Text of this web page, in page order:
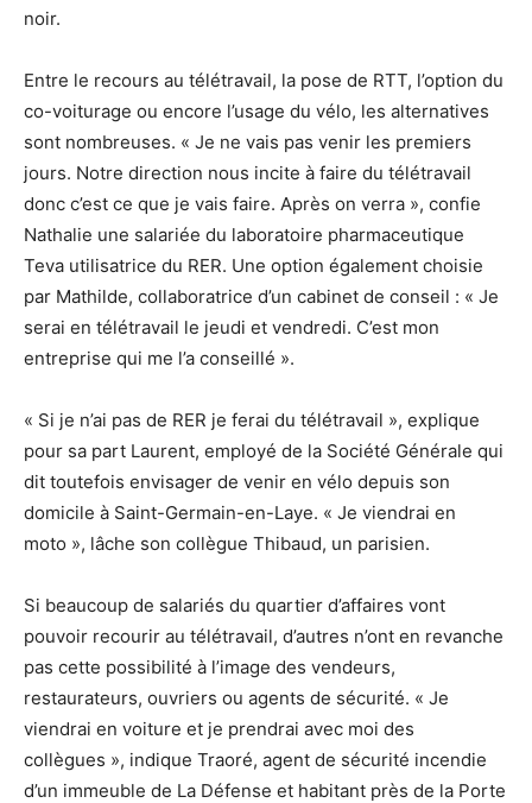
noir.
Entre le recours au télétravail, la pose de RTT, l’option du
co-voiturage ou encore l’usage du vélo, les alternatives
sont nombreuses. « Je ne vais pas venir les premiers
jours. Notre direction nous incite à faire du télétravail
donc c’est ce que je vais faire. Après on verra », confie
Nathalie une salariée du laboratoire pharmaceutique
Teva utilisatrice du RER. Une option également choisie
par Mathilde, collaboratrice d’un cabinet de conseil : « Je
serai en télétravail le jeudi et vendredi. C’est mon
entreprise qui me l’a conseillé ».
« Si je n’ai pas de RER je ferai du télétravail », explique
pour sa part Laurent, employé de la Société Générale qui
dit toutefois envisager de venir en vélo depuis son
domicile à Saint-Germain-en-Laye. « Je viendrai en
moto », lâche son collègue Thibaud, un parisien.
Si beaucoup de salariés du quartier d’affaires vont
pouvoir recourir au télétravail, d’autres n’ont en revanche
pas cette possibilité à l’image des vendeurs,
restaurateurs, ouvriers ou agents de sécurité. « Je
viendrai en voiture et je prendrai avec moi des
collègues », indique Traoré, agent de sécurité incendie
d’un immeuble de La Défense et habitant près de la Porte